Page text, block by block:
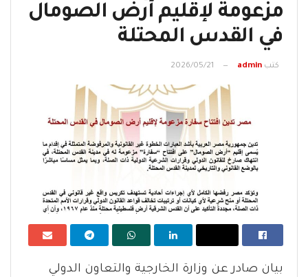
مزعومة لإقليم أرض الصومال
في القدس المحتلة
كتب admin
2026/05/21
بيان صادر عن وزارة الخارجية والتعاون الدولي